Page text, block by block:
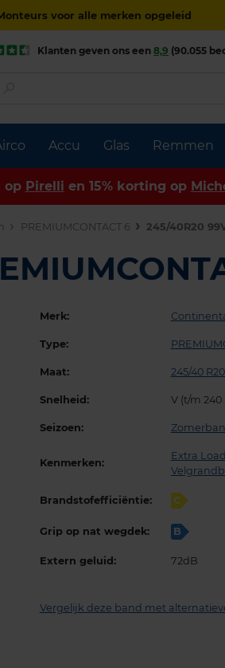
voor alle merken opgeleid
Accu Glas Remmen
Klanten geven ons een 8,9 (90.055
op Pirelli en 15% korting op
PREMIUMCONTACT 6 245/40R20
Merk:
Type:
Maat: 245/40
Snelheid: V (t/m 240
Seizoen:
Kenmerken:
Extra Load
Brandstofefficiëntie: C
Grip op nat wegdek: B
Extern geluid: 72dB
Vergelijk deze band met